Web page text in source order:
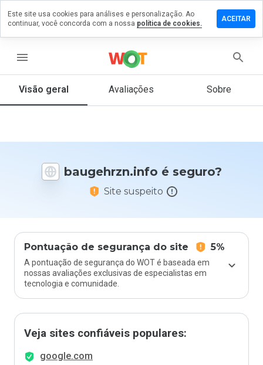
menu
Visão geral Avaliações Sobre
baugehrzn.info é seguro?
Site suspeito
Pontuação de segurança do site 5%
A pontuação de segurança do WOT é baseada em
nossas avaliações exclusivas de especialistas em
tecnologia e comunidade.
Veja sites confiáveis populares:
google.com
um
que
Este site usa cookies para análises e personalização. Ao
continuar, você concorda com a nossa política de cookies.
ACEITAR